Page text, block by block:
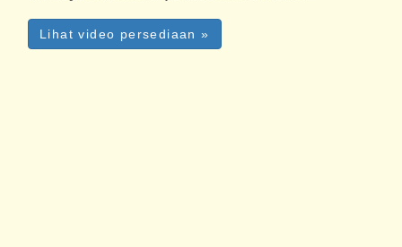
Lihat video persediaan »